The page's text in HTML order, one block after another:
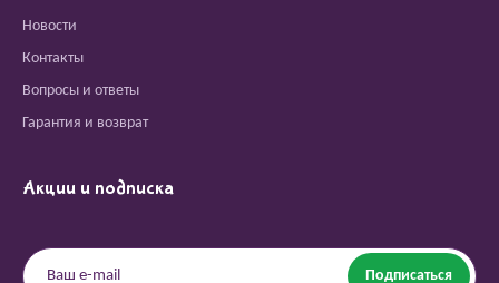
Новости
Контакты
Вопросы и ответы
Гарантия и возврат
Акции и подписка
Подписаться